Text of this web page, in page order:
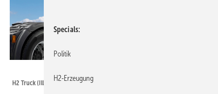
H2 Truck (Illustration)
Specials
Politik
H2-Erzeugung